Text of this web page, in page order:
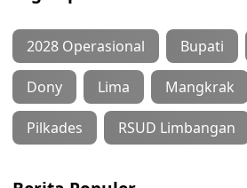
2028 Operasional Bupati
Dony Lima Mangkrak
Pilkades RSUD Limbangan